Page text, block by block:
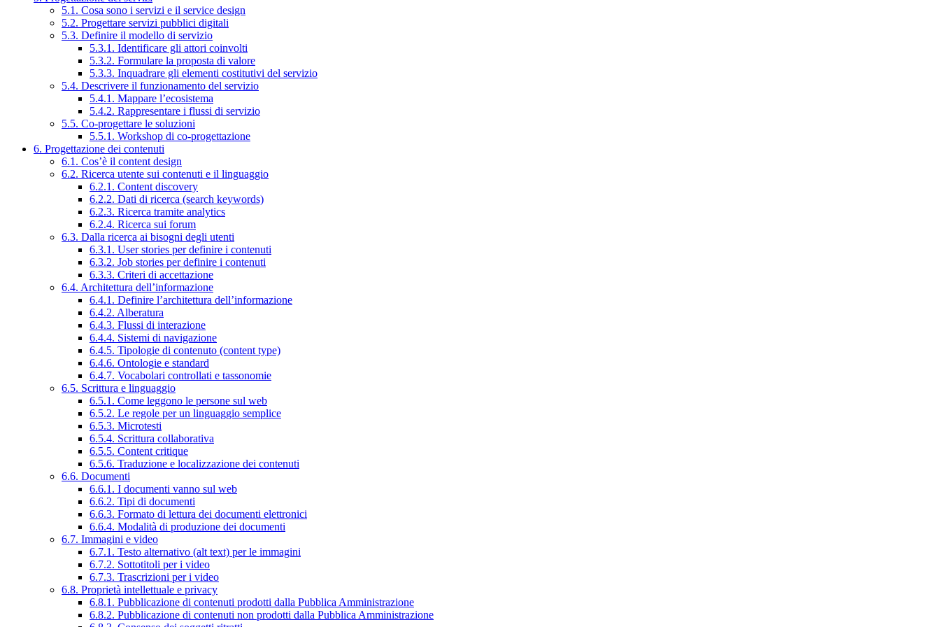
5.1. Cosa sono i servizi e il service design
5.2. Progettare servizi pubblici digitali
5.3. Definire il modello di servizio
5.3.1. Identificare gli attori coinvolti
5.3.2. Formulare la proposta di valore
5.3.3. Inquadrare gli elementi costitutivi del servizio
5.4. Descrivere il funzionamento del servizio
5.4.1. Mappare l’ecosistema
5.4.2. Rappresentare i flussi di servizio
5.5. Co-progettare le soluzioni
5.5.1. Workshop di co-progettazione
6. Progettazione dei contenuti
6.1. Cos’è il content design
6.2. Ricerca utente sui contenuti e il linguaggio
6.2.1. Content discovery
6.2.2. Dati di ricerca (search keywords)
6.2.3. Ricerca tramite analytics
6.2.4. Ricerca sui forum
6.3. Dalla ricerca ai bisogni degli utenti
6.3.1. User stories per definire i contenuti
6.3.2. Job stories per definire i contenuti
6.3.3. Criteri di accettazione
6.4. Architettura dell’informazione
6.4.1. Definire l’architettura dell’informazione
6.4.2. Alberatura
6.4.3. Flussi di interazione
6.4.4. Sistemi di navigazione
6.4.5. Tipologie di contenuto (content type)
6.4.6. Ontologie e standard
6.4.7. Vocabolari controllati e tassonomie
6.5. Scrittura e linguaggio
6.5.1. Come leggono le persone sul web
6.5.2. Le regole per un linguaggio semplice
6.5.3. Microtesti
6.5.4. Scrittura collaborativa
6.5.5. Content critique
6.5.6. Traduzione e localizzazione dei contenuti
6.6. Documenti
6.6.1. I documenti vanno sul web
6.6.2. Tipi di documenti
6.6.3. Formato di lettura dei documenti elettronici
6.6.4. Modalità di produzione dei documenti
6.7. Immagini e video
6.7.1. Testo alternativo (alt text) per le immagini
6.7.2. Sottotitoli per i video
6.7.3. Trascrizioni per i video
6.8. Proprietà intellettuale e privacy
6.8.1. Pubblicazione di contenuti prodotti dalla Pubblica Amministrazione
6.8.2. Pubblicazione di contenuti non prodotti dalla Pubblica Amministrazione